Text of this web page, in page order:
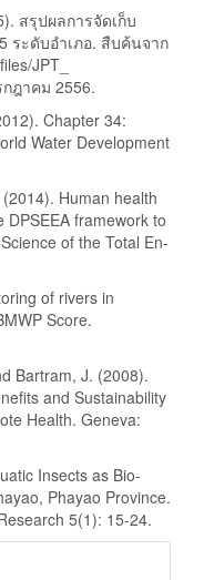
สรุปผลการจัดเก็บ
ระดับอำเภอ. สืบค้นจาก
JPT_
ฎาคม 2556.
Chapter 34:
Water Development
Human health
framework to
of the Total En-
of rivers in
Score.
Bartram, J. (2008).
and Sustainability
Health. Geneva:
Insects as Bio-
Phayao Province.
5(1): 15-24.